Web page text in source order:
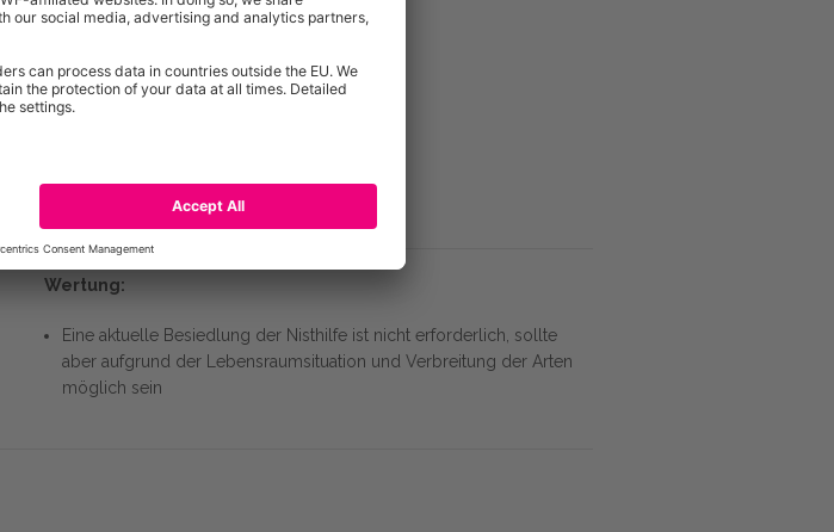
Fledermäuse
Wertung:
Eine aktuelle Besiedlung der Nisthilfe ist nicht erforderlich, sollte
aber aufgrund der Lebensraumsituation und Verbreitung der Arten
möglich sein